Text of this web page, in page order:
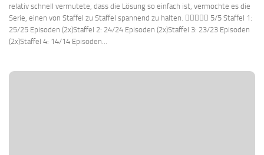
relativ schnell vermutete, dass die Lösung so einfach ist, vermochte es die
Serie, einen von Staffel zu Staffel spannend zu halten.  5/5 Staffel 1:
25/25 Episoden (2x)Staffel 2: 24/24 Episoden (2x)Staffel 3: 23/23 Episoden
(2x)Staffel 4: 14/14 Episoden...